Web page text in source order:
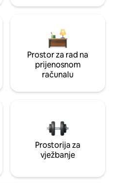
Prostor za rad na
prijenosnom
računalu
Prostorija za
vježbanje